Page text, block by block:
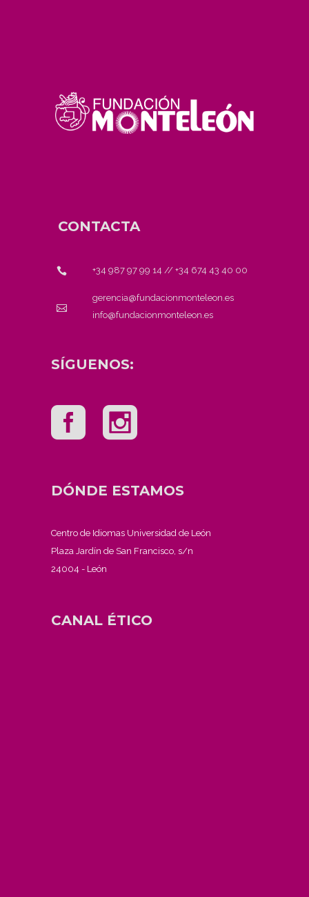
CONTACTA
+34 987 97 99 14 // +34 674 43 40 00
gerencia@fundacionmonteleon.es
info@fundacionmonteleon.es
SÍGUENOS:
DÓNDE ESTAMOS
Centro de Idiomas Universidad de León
Plaza Jardín de San Francisco, s/n
24004 - León
CANAL ÉTICO